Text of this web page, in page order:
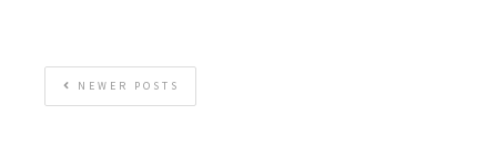
NEWER POSTS